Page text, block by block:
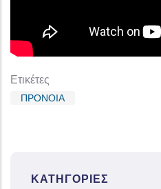
Ετικέτες
ΠΡΟΝΟΙΑ
ΚΑΤΗΓΟΡΊΕΣ